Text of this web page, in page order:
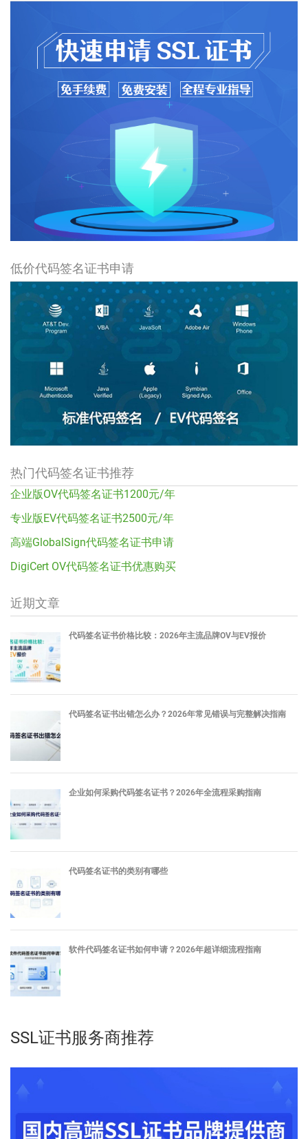
低价代码签名证书申请
热门代码签名证书推荐
企业版OV代码签名证书1200元/年
专业版EV代码签名证书2500元/年
高端GlobalSign代码签名证书申请
DigiCert OV代码签名证书优惠购买
近期文章
代码签名证书价格比较：2026年主流品牌OV与EV报价
代码签名证书出错怎么办？2026年常见错误与完整解决指南
企业如何采购代码签名证书？2026年全流程采购指南
代码签名证书的类别有哪些
软件代码签名证书如何申请？2026年超详细流程指南
SSL证书服务商推荐